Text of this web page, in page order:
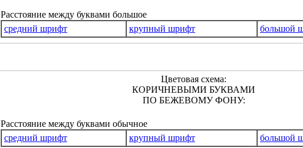
Расстояние между буквами большое
средний шрифт
крупный шрифт большой
Цветовая схема:
КОРИЧНЕВЫМИ БУКВАМИ
ПО БЕЖЕВОМУ ФОНУ:
Расстояние между буквами обычное
средний шрифт
крупный шрифт большой